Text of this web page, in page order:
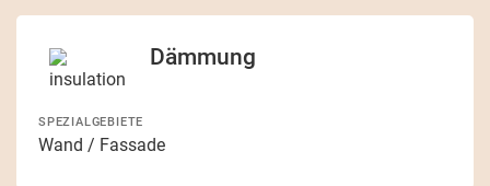
Dämmung
SPEZIALGEBIETE
Wand / Fassade